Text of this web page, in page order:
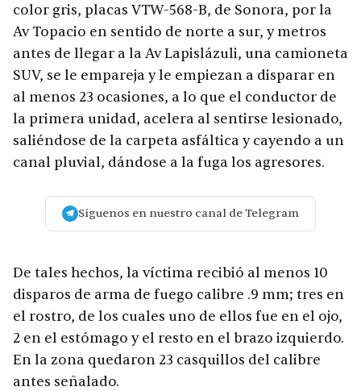
color gris, placas VTW-568-B, de Sonora, por la
Av Topacio en sentido de norte a sur, y metros
antes de llegar a la Av Lapislázuli, una camioneta
SUV, se le empareja y le empiezan a disparar en
al menos 23 ocasiones, a lo que el conductor de
la primera unidad, acelera al sentirse lesionado,
saliéndose de la carpeta asfáltica y cayendo a un
canal pluvial, dándose a la fuga los agresores.
Síguenos en nuestro canal de Telegram
De tales hechos, la víctima recibió al menos 10
disparos de arma de fuego calibre .9 mm; tres en
el rostro, de los cuales uno de ellos fue en el ojo,
2 en el estómago y el resto en el brazo izquierdo.
En la zona quedaron 23 casquillos del calibre
antes señalado.